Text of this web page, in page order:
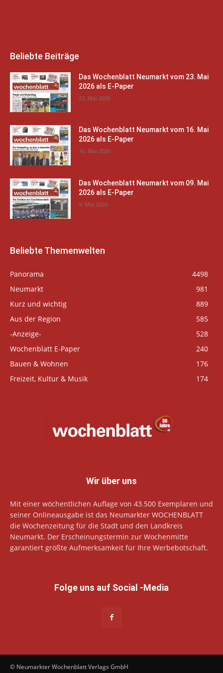
Beliebte Beiträge
Das Wochenblatt Neumarkt vom 23. Mai
2026 als E-Paper
23. Mai 2026
Das Wochenblatt Neumarkt vom 16. Mai
2026 als E-Paper
16. Mai 2026
Das Wochenblatt Neumarkt vom 09. Mai
2026 als E-Paper
9. Mai 2026
Beliebte Themenwelten
Panorama
4498
Neumarkt
981
Kurz und wichtig
889
Aus der Region
585
-Anzeige-
528
Wochenblatt E-Paper
240
Bauen & Wohnen
176
Freizeit, Kultur & Musik
174
Wir über uns
Mit einer wöchentlichen Auflage von 43.500 Exemplaren und
seiner Onlineausgabe ist das Neumarkter WOCHENBLATT
die Wochenzeitung für die Stadt und den Landkreis
Neumarkt. Der Erscheinungstermin zur Wochenmitte
garantiert größte Aufmerksamkeit für Ihre Werbebotschaft.
Folge uns auf Social -Media
© Neumarkter Wochenblatt Verlags GmbH